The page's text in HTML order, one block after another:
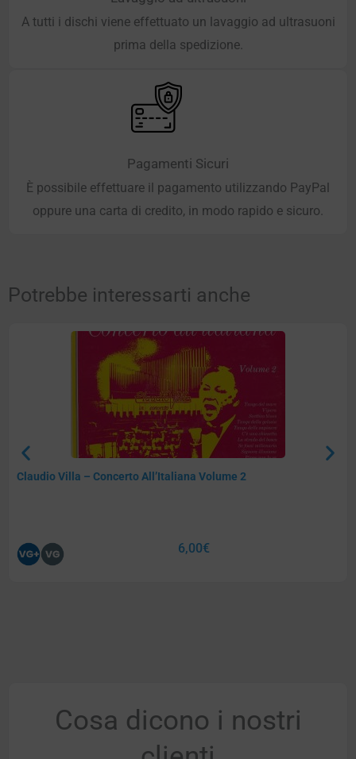
A tutti i dischi viene effettuato un lavaggio ad ultrasuoni
prima della spedizione.
Pagamenti Sicuri
È possibile effettuare il pagamento utilizzando PayPal
oppure una carta di credito, in modo rapido e sicuro.
Potrebbe interessarti anche
Claudio Villa – Concerto All’Italiana Volume 2
6,00€
Cosa dicono i nostri